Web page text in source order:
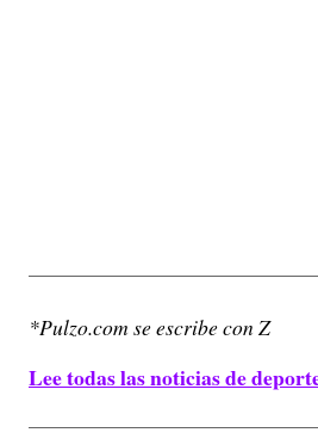
*Pulzo.com se escribe con Z
Lee todas las noticias de